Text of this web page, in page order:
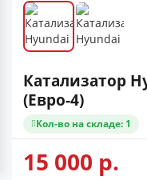
Катализатор
(Евро-4)
Кол-во на складе: 1
15 000 р.